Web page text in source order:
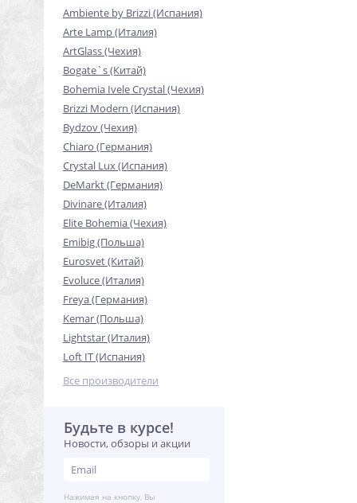
Ambiente by Brizzi (Испания)
Arte Lamp (Италия)
ArtGlass (Чехия)
Bogate`s (Китай)
Bohemia Ivele Crystal (Чехия)
Brizzi Modern (Испания)
Bydzov (Чехия)
Chiaro (Германия)
Crystal Lux (Испания)
DeMarkt (Германия)
Divinare (Италия)
Elite Bohemia (Чехия)
Emibig (Польша)
Eurosvet (Китай)
Evoluce (Италия)
Freya (Германия)
Kemar (Польша)
Lightstar (Италия)
Loft IT (Испания)
Все производители
Будьте в курсе!
Новости, обзоры и акции
Нажимая на кнопку, Вы